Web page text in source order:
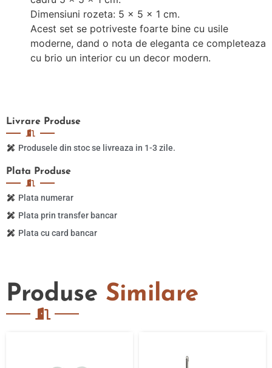
Dimensiuni rozeta: 5 x 5 x 1 cm.
Acest set se potriveste foarte bine cu usile
moderne, dand o nota de eleganta ce completeaza
cu brio un interior cu un decor modern.
Plata Produse
Plata numerar
Plata prin transfer bancar
Plata cu card bancar
Livrare Produse
Produsele din stoc se livreaza in 1-3 zile.
Produse Similare